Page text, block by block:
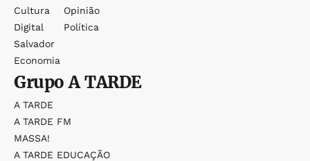
Cultura
Digital
Salvador
Economia
Opinião
Política
GrupoA TARDE
A TARDE
A TARDE FM
MASSA!
A TARDE EDUCAÇÃO